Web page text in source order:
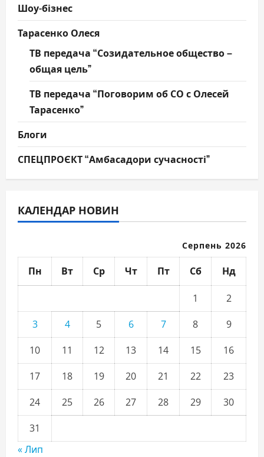
Шоу-бізнес
Тарасенко Олеся
ТВ передача “Созидательное общество –
общая цель”
ТВ передача “Поговорим об СО с Олесей
Тарасенко”
Блоги
СПЕЦПРОЄКТ “Амбасадори сучасності”
КАЛЕНДАР НОВИН
Серпень 2026
Пн Вт Ср Чт Пт Сб Нд
1
2
3
4 5 6 7 8
9
10
11 12 13 14 15
16
17
18 19 20 21 22
23
24
25 26 27 28 29
30
31
« Лип